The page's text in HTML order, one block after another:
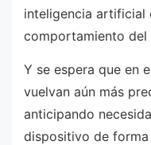
inteligencia artificial
comportamiento del
Y se espera que en
vuelvan aún más
anticipando
dispositivo de forma